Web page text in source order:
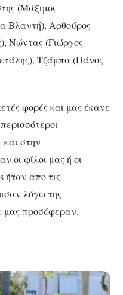
(Μάξιμος
Βλαντή), Αρθούρος
Νώντας (Γιώργος
Τζάμπα (Πάνος
φορές και μας έκανε
στην
οι φίλοι μας ή οι
ήταν απο τις
λόγω της
μας προσέφεραν.